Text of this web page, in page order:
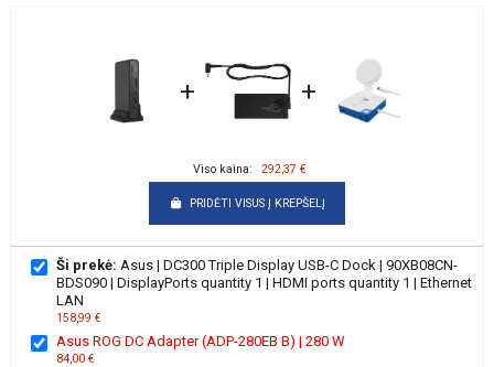
+ +
Viso kaina: 292,37 €
PRIDĖTI VISUS Į KREPŠELĮ
Ši prekė: Asus | DC300 Triple Display USB-C Dock | 90XB08CN-
BDS090 | DisplayPorts quantity 1 | HDMI ports quantity 1 | Ethernet
LAN
158,99 €
Asus ROG DC Adapter (ADP-280EB B) | 280 W
84,00 €